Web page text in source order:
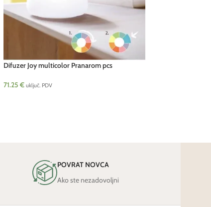
Difuzer Joy multicolor Pranarom pcs
71.25 € uključ. PDV
POVRAT NOVCA
Ako ste nezadovoljni